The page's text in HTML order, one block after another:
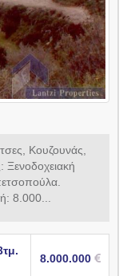
Κουζουνάς,
8.000...
8.000.000